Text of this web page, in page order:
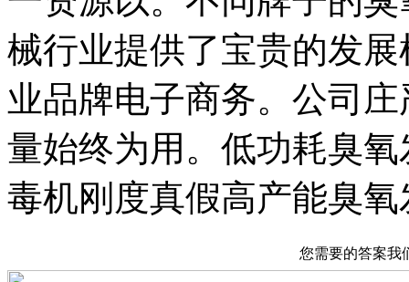
械行业提供了宝贵的发
业品牌电子商务。公司
量始终为用。低功耗臭
毒机刚度真假高产能臭
您需要的答案我